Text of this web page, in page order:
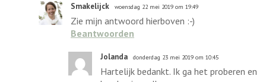
Smakelijck woensdag 22 mei 2019 om 19:49
Zie mijn antwoord hierboven :-)
Beantwoorden
Jolanda donderdag 23 mei 2019 om 10:45
Hartelijk bedankt. Ik ga het proberen en